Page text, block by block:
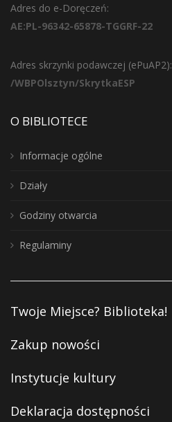
Adres do e-Doręczeń:
AE:PL-96342-65878-TGGRF-22
Adres skrzynki podawczej (ePuAP2):
/WBPOlsztyn/SkrytkaESP
O BIBLIOTECE
Informacje ogólne
Działy
Godziny otwarcia
Regulaminy
Twoje Miejsce? Biblioteka!
Zakup nowości
Instytucje kultury
Deklaracja dostępności